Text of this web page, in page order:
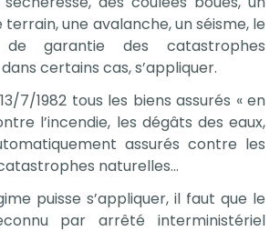
une avalanche, un séisme, le
garantie des catastrophes
certains cas, s’appliquer.
7/1982 tous les biens assurés « en
l’incendie, les dégâts des eaux,
assurés contre les
naturelles…
puisse s’appliquer, il faut que le
par arrêté interministériel